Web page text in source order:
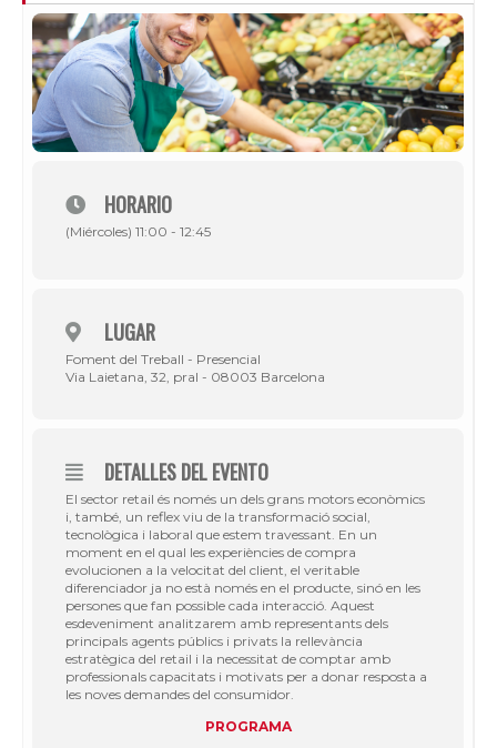
HORARIO
(Miércoles) 11:00 - 12:45
LUGAR
Foment del Treball - Presencial
Via Laietana, 32, pral - 08003 Barcelona
DETALLES DEL EVENTO
El sector retail és només un dels grans motors econòmics
i, també, un reflex viu de la transformació social,
tecnològica i laboral que estem travessant. En un
moment en el qual les experiències de compra
evolucionen a la velocitat del client, el veritable
diferenciador ja no està només en el producte, sinó en les
persones que fan possible cada interacció. Aquest
esdeveniment analitzarem amb representants dels
principals agents públics i privats la rellevància
estratègica del retail i la necessitat de comptar amb
professionals capacitats i motivats per a donar resposta a
les noves demandes del consumidor.
PROGRAMA